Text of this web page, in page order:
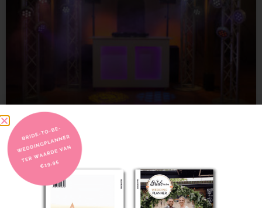
Een trouwfeest om nooit meer te
vergeten!
Na een lange dag vol emoties is het tijd om